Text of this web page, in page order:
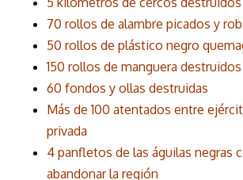
70 rollos de alambre picados y
50 rollos de plástico negro
150 rollos de manguera
60 fondos y ollas destruidas
Más de 100 atentados entre
privada
4 panfletos de las águilas negras
abandonar la región